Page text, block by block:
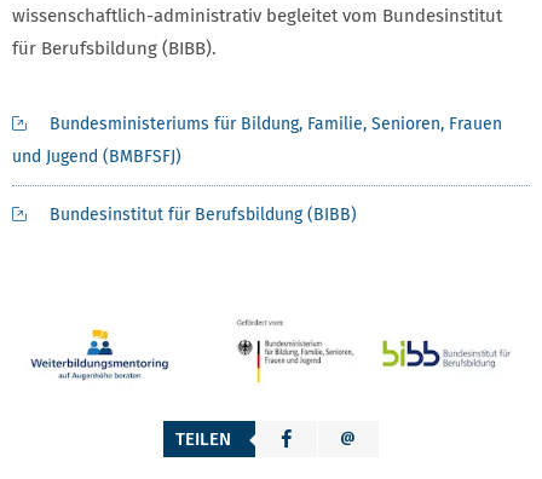
wissenschaftlich-administrativ begleitet vom Bundesinstitut
für Berufsbildung (BIBB).
Bundesministeriums für Bildung, Familie, Senioren, Frauen
und Jugend (BMBFSFJ)
Bundesinstitut für Berufsbildung (BIBB)
TEILEN